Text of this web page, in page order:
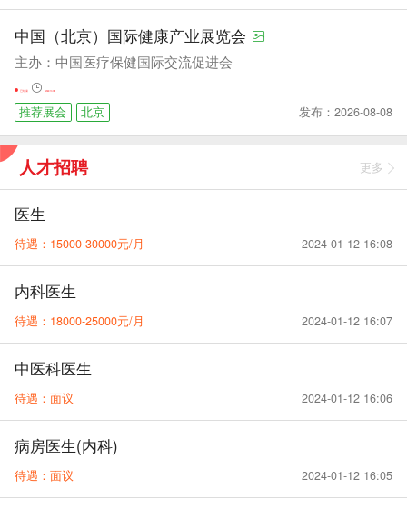
中国（北京）国际健康产业展览会
主办：中国医疗保健国际交流促进会
已结束 2022-10-08
推荐展会 北京 发布：2026-08-08
人才招聘 更多
医生
待遇：15000-30000元/月 2024-01-12 16:08
内科医生
待遇：18000-25000元/月 2024-01-12 16:07
中医科医生
待遇：面议 2024-01-12 16:06
病房医生(内科)
待遇：面议 2024-01-12 16:05